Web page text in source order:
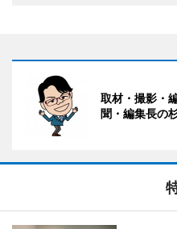
取材・撮影・
聞・編集長の